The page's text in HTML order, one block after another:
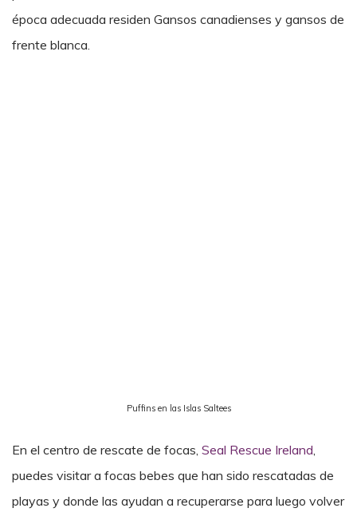
época adecuada residen Gansos canadienses y gansos de
frente blanca.
Puffins en las Islas Saltees
En el centro de rescate de focas, Seal Rescue Ireland
puedes visitar a focas bebes que han sido rescatadas de
playas y donde las ayudan a recuperarse para luego volver